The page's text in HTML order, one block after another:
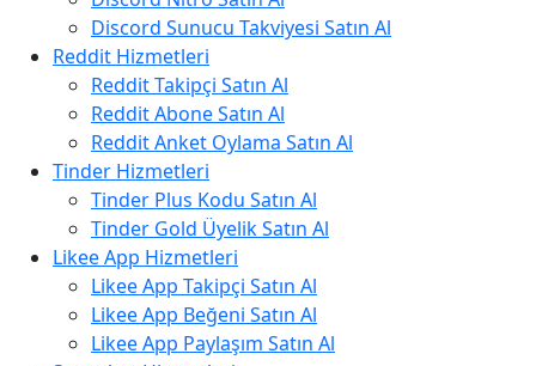
Discord Sunucu Takviyesi Satın Al
Reddit Hizmetleri
Reddit Takipçi Satın Al
Reddit Abone Satın Al
Reddit Anket Oylama Satın Al
Tinder Hizmetleri
Tinder Plus Kodu Satın Al
Tinder Gold Üyelik Satın Al
Likee App Hizmetleri
Likee App Takipçi Satın Al
Likee App Beğeni Satın Al
Likee App Paylaşım Satın Al